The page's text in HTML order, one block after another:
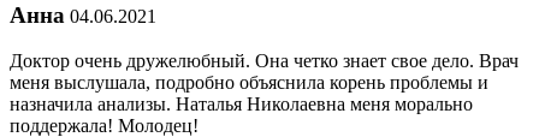
Анна 04.06.2021
Доктор очень дружелюбный. Она четко знает свое дело. Врач
меня выслушала, подробно объяснила корень проблемы и
назначила анализы. Наталья Николаевна меня морально
поддержала! Молодец!